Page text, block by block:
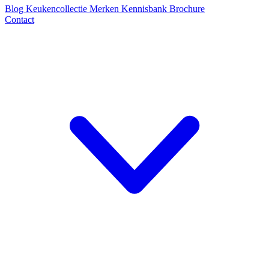
Blog Keukencollectie Merken Kennisbank Brochure
Contact